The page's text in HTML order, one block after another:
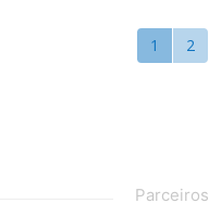
1 2
Parceiros